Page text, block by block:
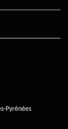
Pyrénées